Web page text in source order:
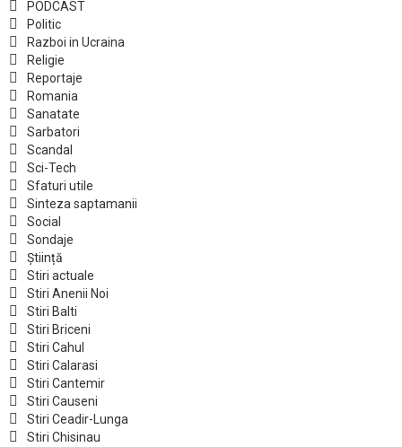
PODCAST
Politic
Razboi in Ucraina
Religie
Reportaje
Romania
Sanatate
Sarbatori
Scandal
Sci-Tech
Sfaturi utile
Sinteza saptamanii
Social
Sondaje
Știință
Stiri actuale
Stiri Anenii Noi
Stiri Balti
Stiri Briceni
Stiri Cahul
Stiri Calarasi
Stiri Cantemir
Stiri Causeni
Stiri Ceadir-Lunga
Stiri Chisinau